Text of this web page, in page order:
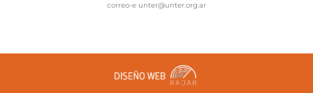
correo-e unter@unter.org.ar